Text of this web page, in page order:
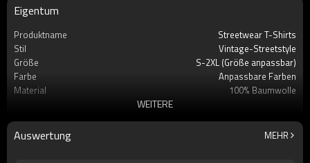
Eigentum
Produktname
Streetwear T-Shirts
Stil
Vintage-Streetstyle
Größe
S-2XL (Größe anpassbar)
Farbe
Anpassbare Farben
Material
100% Baumwolle
Handwerk
Sonnengetrocknet und Siebdruck
WEITERE
Auswertung MEHR